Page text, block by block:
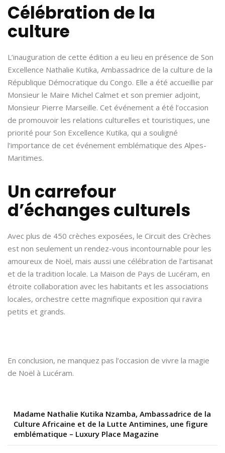
Célébration de la
culture
L’inauguration de cette édition a eu lieu en présence de Son
Excellence Nathalie Kutika, Ambassadrice de la culture de la
République Démocratique du Congo. Elle a été accueillie par
Monsieur le Maire Michel Calmet et son premier adjoint,
Monsieur Pierre Marseille. Cet événement a été l’occasion
de promouvoir les relations culturelles et touristiques, une
priorité pour Son Excellence Kutika, qui a souligné
l’importance de cet événement emblématique des Alpes-
Maritimes.
Un carrefour
d’échanges culturels
Avec plus de 450 crèches exposées, le Circuit des Crèches
est non seulement un rendez-vous incontournable pour les
amoureux de Noël, mais aussi une célébration de l’artisanat
et de la tradition locale. La Maison de Pays de Lucéram, en
étroite collaboration avec les habitants et les associations
locales, orchestre cette magnifique exposition qui ravira
petits et grands.
En conclusion, ne manquez pas l’occasion de vivre la magie
de Noël à Lucéram.
Madame Nathalie Kutika Nzamba, Ambassadrice de la
Culture Africaine et de la Lutte Antimines, une figure
emblématique – Luxury Place Magazine